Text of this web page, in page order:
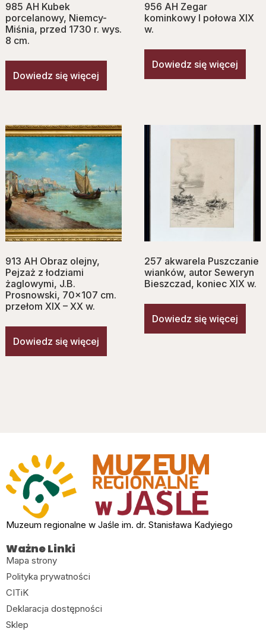
985 AH Kubek
porcelanowy, Niemcy-
Miśnia, przed 1730 r. wys.
8 cm.
Dowiedz się więcej
956 AH Zegar
kominkowy I połowa XIX
w.
Dowiedz się więcej
913 AH Obraz olejny,
Pejzaż z łodziami
żaglowymi, J.B.
Prosnowski, 70×107 cm.
przełom XIX – XX w.
Dowiedz się więcej
257 akwarela Puszczanie
wianków, autor Seweryn
Bieszczad, koniec XIX w.
Dowiedz się więcej
Muzeum regionalne w Jaśle im. dr. Stanisława Kadyiego
Ważne Linki
Mapa strony
Polityka prywatności
CITiK
Deklaracja dostępności
Sklep